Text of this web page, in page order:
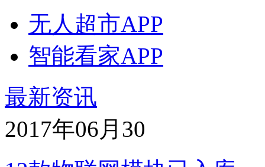
无人超市APP
智能看家APP
最新资讯
2017年06月 30